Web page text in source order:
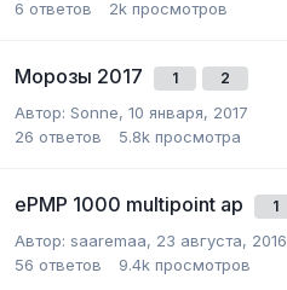
6 ответов 2k просмотров
Морозы 2017 1 2
Автор: Sonne, 10 января, 2017
26 ответов 5.8k просмотра
ePMP 1000 multipoint ap 1
Автор: saaremaa, 23 августа, 2016
56 ответов 9.4k просмотров